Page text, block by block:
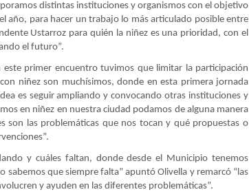
distintas instituciones y organismos con el objetivo
año, para hacer un trabajo lo más articulado posible entre
Ustarroz para quién la niñez es una prioridad, con el
el futuro”.
este primer encuentro tuvimos que limitar la participación
niñez son muchísimos, donde en esta primera jornada
es seguir ampliando y convocando otras instituciones y
en niñez en nuestra ciudad podamos de alguna manera
son las problemáticas que nos tocan y qué propuestas o
y cuáles faltan, donde desde el Municipio tenemos
que siempre falta” apuntó Olivella y remarcó “las
y ayuden en las diferentes problemáticas”.